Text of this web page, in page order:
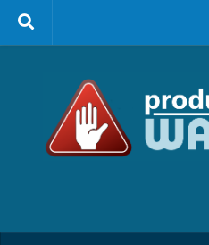
Zum Inhalt springen